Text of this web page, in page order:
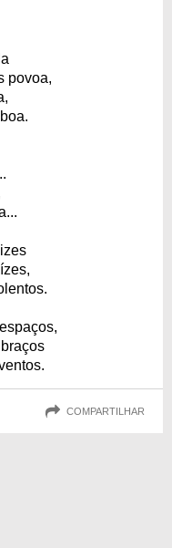
povoa,
COMPARTILHAR